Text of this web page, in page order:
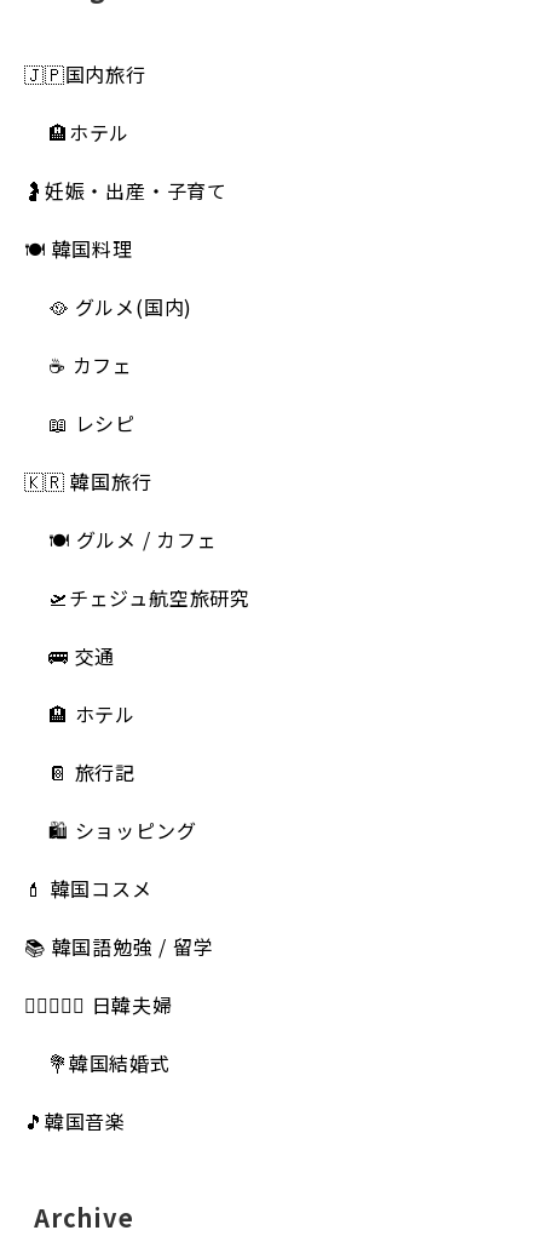
🇯🇵国内旅行
🏨ホテル
🤰妊娠・出産・子育て
🍽 韓国料理
🥘 グルメ(国内)
☕️ カフェ
📖 レシピ
🇰🇷 韓国旅行
🍽 グルメ / カフェ
🛫チェジュ航空旅研究
🚌 交通
🏨 ホテル
📔 旅行記
🛍️ ショッピング
💄 韓国コスメ
📚 韓国語勉強 / 留学
👩🏻‍❤️‍👨🏻 日韓夫婦
💐韓国結婚式
🎵韓国音楽
Archive